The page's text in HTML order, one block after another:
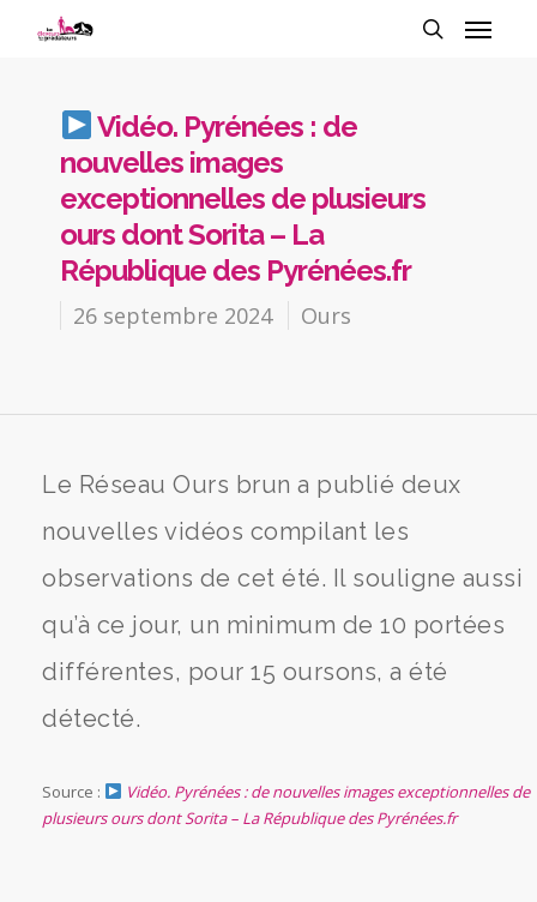
Vidéo. Pyrénées : de
nouvelles images
exceptionnelles de plusieurs
ours dont Sorita – La
République des Pyrénées.fr
26 septembre 2024 Ours
Le Réseau Ours brun a publié deux
nouvelles vidéos compilant les
observations de cet été. Il souligne aussi
qu’à ce jour, un minimum de 10 portées
différentes, pour 15 oursons, a été
détecté.
Source :
Vidéo. Pyrénées : de nouvelles images exceptionnelles de
plusieurs ours dont Sorita – La République des Pyrénées.fr